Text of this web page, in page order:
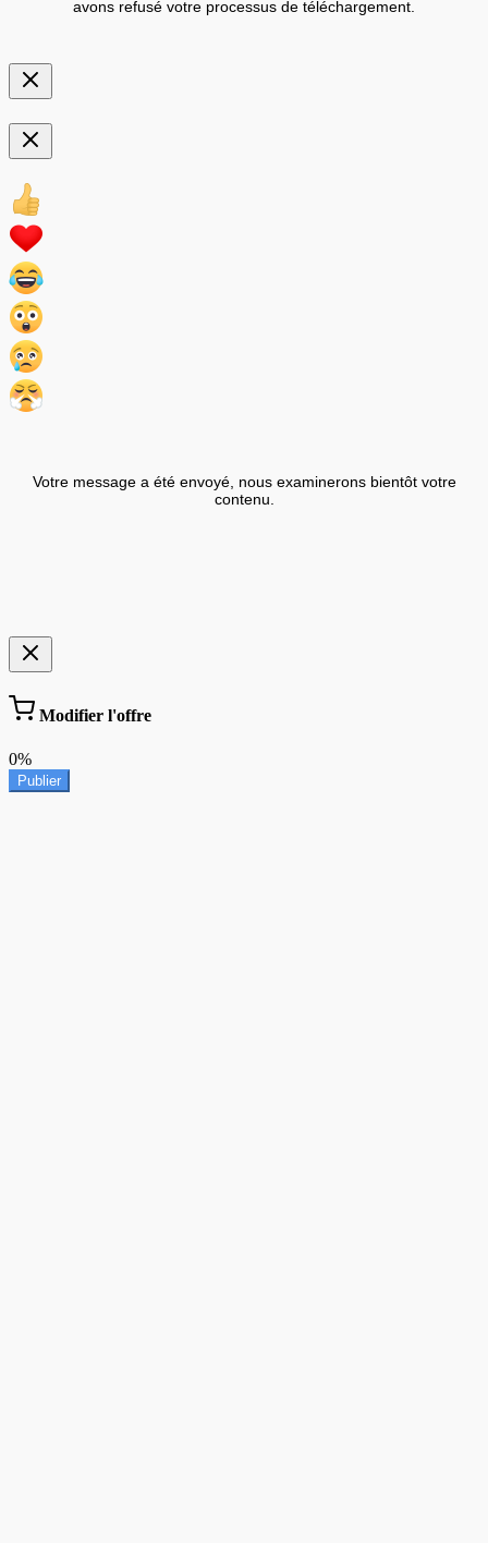
avons refusé votre processus de téléchargement.
Votre message a été envoyé, nous examinerons bientôt votre
contenu.
Modifier l'offre
0%
Publier